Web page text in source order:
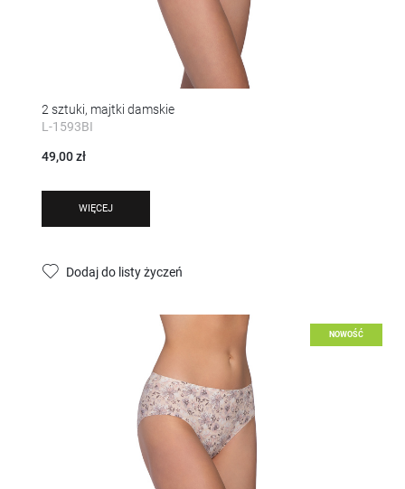
2 sztuki, majtki damskie
L-1593BI
49,00 zł
WIĘCEJ
Dodaj do listy życzeń
NOWOŚĆ